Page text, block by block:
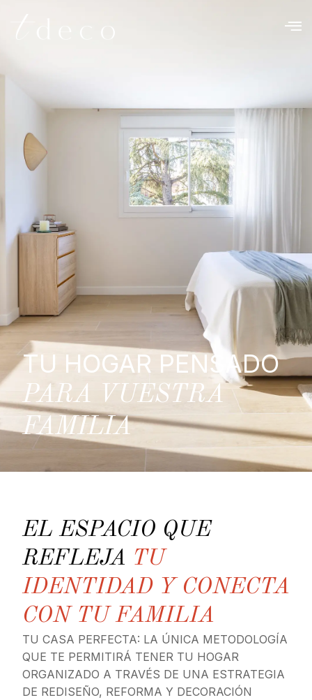
TU HOGAR PENSADO
PARA VUESTRA
FAMILIA
EL ESPACIO QUE
REFLEJA TU
IDENTIDAD Y CONECTA
CON TU FAMILIA
TU CASA PERFECTA: LA ÚNICA METODOLOGÍA
QUE TE PERMITIRÁ TENER TU HOGAR
ORGANIZADO A TRAVÉS DE UNA ESTRATEGIA
DE REDISEÑO, REFORMA Y DECORACIÓN